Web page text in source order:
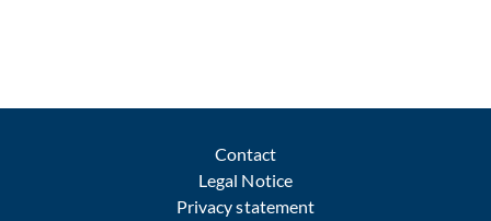
Contact
Legal Notice
Privacy statement